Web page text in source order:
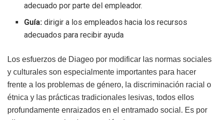
adecuado por parte del empleador.
Guía: dirigir a los empleados hacia los recursos
adecuados para recibir ayuda
Los esfuerzos de Diageo por modificar las normas sociales
y culturales son especialmente importantes para hacer
frente a los problemas de género, la discriminación racial o
étnica y las prácticas tradicionales lesivas, todos ellos
profundamente enraizados en el entramado social. Es por